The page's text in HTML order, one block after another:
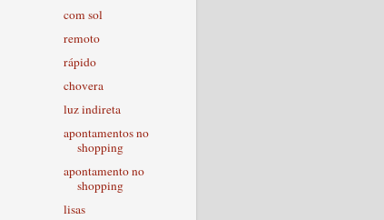
com sol
remoto
rápido
chovera
luz indireta
apontamentos no
shopping
apontamento no
shopping
lisas